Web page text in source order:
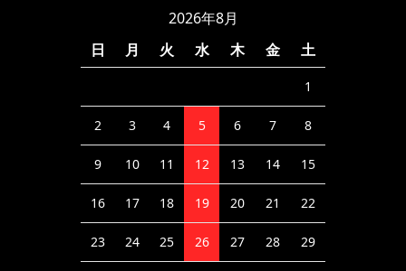
2026年8月
日
月 火 水 木 金 土
1
2 3 4 5 6 7 8
9 10 11 12 13 14 15
16 17 18 19 20 21 22
23 24 25 26 27 28 29